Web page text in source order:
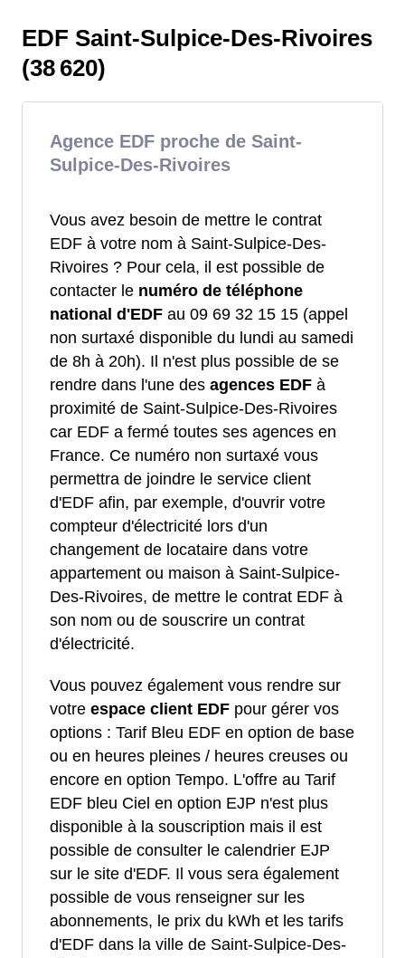
EDF Saint-Sulpice-Des-Rivoires
(38 620)
Agence EDF proche de Saint-
Sulpice-Des-Rivoires
Vous avez besoin de mettre le contrat
EDF à votre nom à Saint-Sulpice-Des-
Rivoires ? Pour cela, il est possible de
contacter le numéro de téléphone
national d'EDF au 09 69 32 15 15 (appel
non surtaxé disponible du lundi au samedi
de 8h à 20h). Il n'est plus possible de se
rendre dans l'une des agences EDF à
proximité de Saint-Sulpice-Des-Rivoires
car EDF a fermé toutes ses agences en
France. Ce numéro non surtaxé vous
permettra de joindre le service client
d'EDF afin, par exemple, d'ouvrir votre
compteur d'électricité lors d'un
changement de locataire dans votre
appartement ou maison à Saint-Sulpice-
Des-Rivoires, de mettre le contrat EDF à
son nom ou de souscrire un contrat
d'électricité.
Vous pouvez également vous rendre sur
votre espace client EDF pour gérer vos
options : Tarif Bleu EDF en option de base
ou en heures pleines / heures creuses ou
encore en option Tempo. L'offre au Tarif
EDF bleu Ciel en option EJP n'est plus
disponible à la souscription mais il est
possible de consulter le calendrier EJP
sur le site d'EDF. Il vous sera également
possible de vous renseigner sur les
abonnements, le prix du kWh et les tarifs
d'EDF dans la ville de Saint-Sulpice-Des-